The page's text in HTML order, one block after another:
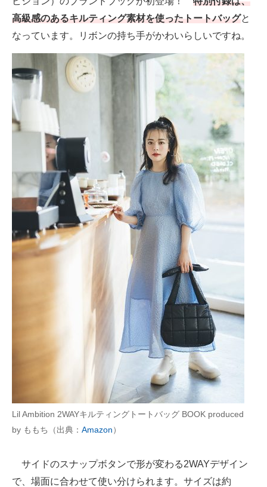
高級感のあるキルティング素材を使ったトートバッグと
なっています。リボンの持ち手がかわいらしいですね。
Lil Ambition 2WAYキルティングトートバッグ BOOK produced
by ももち（出典： Amazon）
サイドのスナップボタンで形が変わる2WAYデザイン
で、場面に合わせて使い分けられます。サイズは約